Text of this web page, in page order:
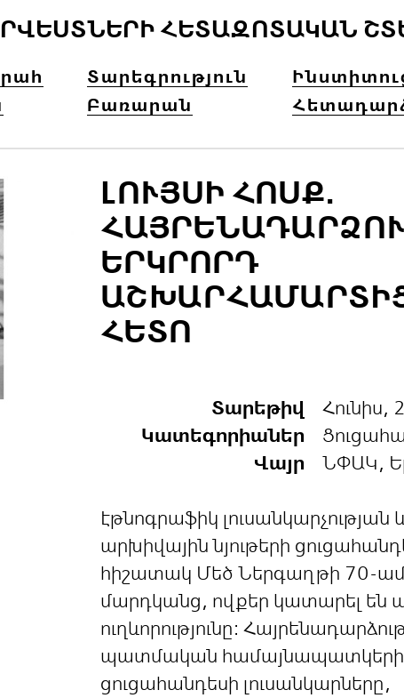
ՀԵՏԱԶՈՏԱԿԱՆ
Տարեգրություն
Բառարան
ԼՈՒՅՍԻ ՀՈՍՔ.
ԵՐԿՐՈՐԴ
ՀԵՏՈ
Տարեթիվ
Հունիս,
Կատեգորիաներ
Վայր
ՆՓԱԿ,
Էթնոգրաֆիկ լուսանկարչության
արխիվային նյութերի
հիշատակ Մեծ Ներգաղթի 70-
մարդկանց, ովքեր կատարել են
ուղևորությունը:
պատմական
ցուցահանդեսի լուսանկարները,